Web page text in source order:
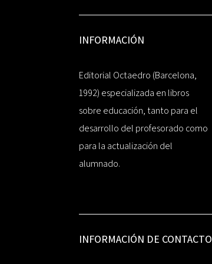
INFORMACIÓN
Editorial Octaedro (Barcelona,
1992) especializada en libros
sobre educación, tanto para el
desarrollo del profesorado como
para la actualización del
alumnado.
INFORMACIÓN DE CONTACTO